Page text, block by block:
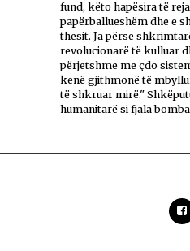
fund, këto hapësira të
papërballueshëm dhe e
thesit. Ja përse
revolucionarë të kulluar
përjetshme me çdo
kenë gjithmonë të
të shkruar mirë."
humanitarë si fjala